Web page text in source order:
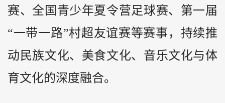
赛、全国青少年夏令营足球赛、第一届
“一带一路”村超友谊赛等赛事，持续推
动民族文化、美食文化、音乐文化与体
育文化的深度融合。